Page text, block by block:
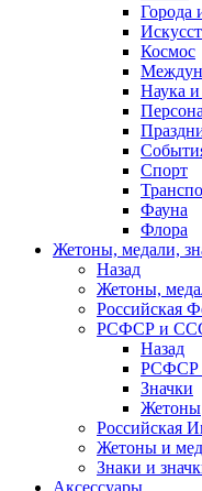
Города
Космос
Наука
Спорт
Фауна
Флора
Жетоны, медали,
Назад
Жетоны,
Российская
РСФСР и
Назад
РСФСР
Значки
Жетоны
Российская
Жетоны и
Знаки и
Аксессуары